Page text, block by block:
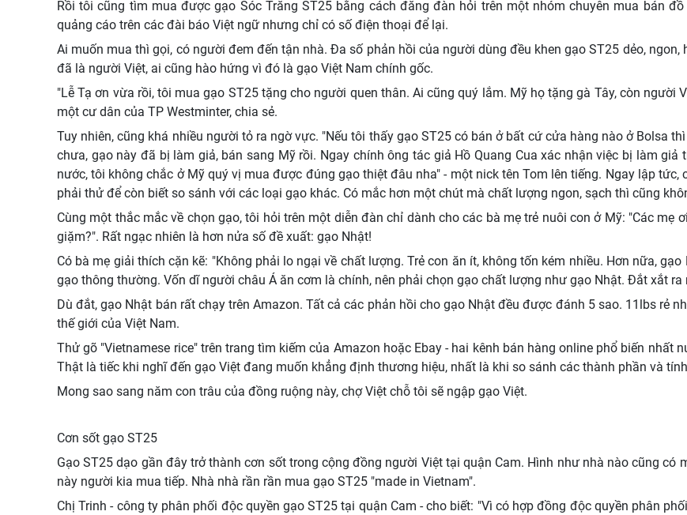
Rồi tôi cũng tìm mua được gạo Sóc Trăng ST25 bằng cách đăng đàn hỏi trên một nhóm chuyên mua bán
quảng cáo trên các đài báo Việt ngữ nhưng chỉ có số điện thoại để lại.
Ai muốn mua thì gọi, có người đem đến tận nhà. Đa số phản hồi của người dùng đều khen gạo ST25 dẻo,
đã là người Việt, ai cũng hào hứng vì đó là gạo Việt Nam chính gốc.
"Lễ Tạ ơn vừa rồi, tôi mua gạo ST25 tặng cho người quen thân. Ai cũng quý lắm. Mỹ họ tặng gà Tây, còn người
một cư dân của TP Westminter, chia sẻ.
Tuy nhiên, cũng khá nhiều người tỏ ra ngờ vực. "Nếu tôi thấy gạo ST25 có bán ở bất cứ cửa hàng nào ở Bolsa
chưa, gạo này đã bị làm giả, bán sang Mỹ rồi. Ngay chính ông tác giả Hồ Quang Cua xác nhận việc bị làm
nước, tôi không chắc ở Mỹ quý vị mua được đúng gạo thiệt đâu nha" - một nick tên Tom lên tiếng. Ngay lập
phải thử để còn biết so sánh với các loại gạo khác. Có mắc hơn một chút mà chất lượng ngon, sạch thì cũng
Cùng một thắc mắc về chọn gạo, tôi hỏi trên một diễn đàn chỉ dành cho các bà mẹ trẻ nuôi con ở Mỹ: "Các mẹ
giặm?". Rất ngạc nhiên là hơn nửa số đề xuất: gạo Nhật!
Có bà mẹ giải thích cặn kẽ: "Không phải lo ngại về chất lượng. Trẻ con ăn ít, không tốn kém nhiều. Hơn nữa,
gạo thông thường. Vốn dĩ người châu Á ăn cơm là chính, nên phải chọn gạo chất lượng như gạo Nhật. Đắt xắt ra
Dù đắt, gạo Nhật bán rất chạy trên Amazon. Tất cả các phản hồi cho gạo Nhật đều được đánh 5 sao. 11lbs rẻ
thế giới của Việt Nam.
Thử gõ "Vietnamese rice" trên trang tìm kiếm của Amazon hoặc Ebay - hai kênh bán hàng online phổ biến nhất
Thật là tiếc khi nghĩ đến gạo Việt đang muốn khẳng định thương hiệu, nhất là khi so sánh các thành phần và
Mong sao sang năm con trâu của đồng ruộng này, chợ Việt chỗ tôi sẽ ngập gạo Việt.
Cơn sốt gạo ST25
Gạo ST25 dạo gần đây trở thành cơn sốt trong cộng đồng người Việt tại quận Cam. Hình như nhà nào cũng
này người kia mua tiếp. Nhà nhà rần rần mua gạo ST25 "made in Vietnam".
Chị Trinh - công ty phân phối độc quyền gạo ST25 tại quận Cam - cho biết: "Vì có hợp đồng độc quyền phân